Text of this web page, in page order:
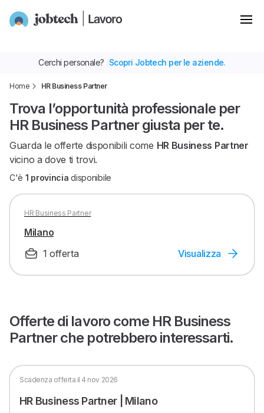
Home HR Business Partner
Trova l’opportunità professionale per
HR Business Partner giusta per te.
Guarda le offerte disponibili come HR Business Partner
vicino a dove ti trovi.
C'è 1 provincia disponibile
HR Business Partner
Milano
1 offerta
Visualizza
Offerte di lavoro come HR Business
Partner che potrebbero interessarti.
Scadenza offerta il 4 nov 2026
HR Business Partner | Milano
Cerchi personale? Scopri Jobtech per le aziende.